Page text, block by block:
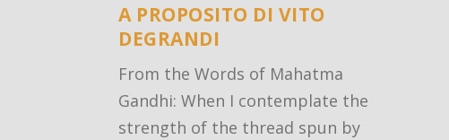
A PROPOSITO DI VITO
DEGRANDI
From the Words of Mahatma
Gandhi: When I contemplate the
strength of the thread spun by